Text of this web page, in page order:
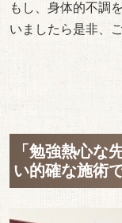
もし、身体的不調
いましたら是非、
「勉強熱心な
い的確な施術